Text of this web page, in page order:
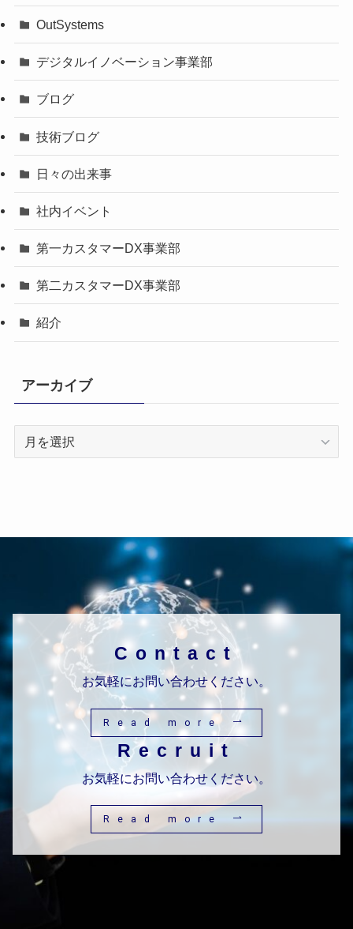
OutSystems
デジタルイノベーション事業部
ブログ
技術ブログ
日々の出来事
社内イベント
第一カスタマーDX事業部
第二カスタマーDX事業部
紹介
アーカイブ
Contact
お気軽にお問い合わせください。
Read more
Recruit
お気軽にお問い合わせください。
Read more